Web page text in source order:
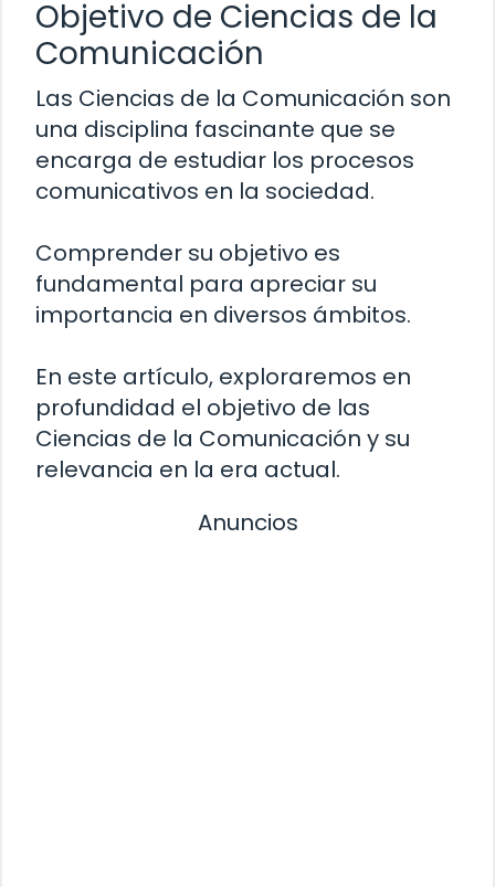
Objetivo de Ciencias de la
Comunicación
Las Ciencias de la Comunicación son
una disciplina fascinante que se
encarga de estudiar los procesos
comunicativos en la sociedad.
Comprender su objetivo es
fundamental para apreciar su
importancia en diversos ámbitos.
En este artículo, exploraremos en
profundidad el objetivo de las
Ciencias de la Comunicación y su
relevancia en la era actual.
Anuncios